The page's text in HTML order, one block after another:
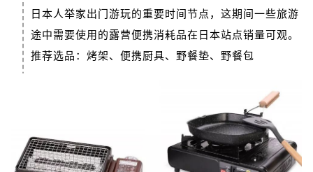
日本人举家出门游玩的重要时间节点，这期间一些旅游
途中需要使用的露营便携消耗品在日本站点销量可观。
推荐选品：烤架、便携厨具、野餐垫、野餐包